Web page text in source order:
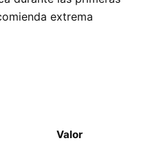
extrema
Valor